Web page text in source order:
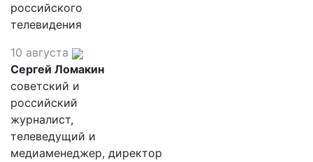
российского
телевидения
10 августа
Сергей Ломакин
советский и
российский
журналист,
телеведущий и
медиаменеджер, директор